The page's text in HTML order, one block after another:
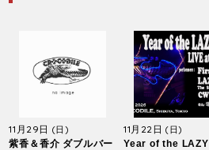
11月29日 (日)
紫香＆香介 ダブルバー
11月22日(日)
Year of the LAZY